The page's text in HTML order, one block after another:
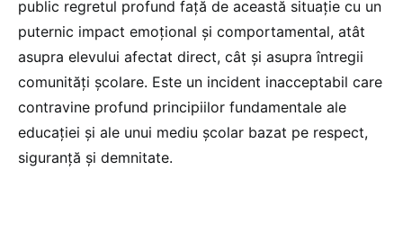
public regretul profund față de această situație cu un
puternic impact emoțional și comportamental, atât
asupra elevului afectat direct, cât și asupra întregii
comunități școlare. Este un incident inacceptabil care
contravine profund principiilor fundamentale ale
educației și ale unui mediu școlar bazat pe respect,
siguranță și demnitate.